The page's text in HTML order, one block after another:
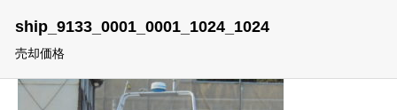
ship_9133_0001_0001_1024_1024
売却価格